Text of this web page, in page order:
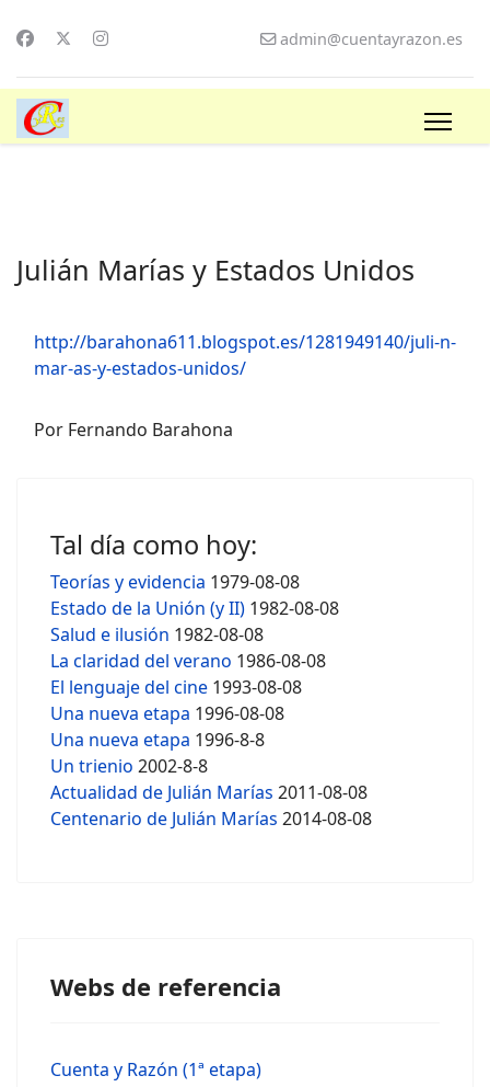
admin@cuentayrazon.es
Julián Marías y Estados Unidos
http://barahona611.blogspot.es/1281949140/juli-n-
mar-as-y-estados-unidos/
Por Fernando Barahona
Tal día como hoy:
Teorías y evidencia 1979-08-08
Estado de la Unión (y II) 1982-08-08
Salud e ilusión 1982-08-08
La claridad del verano 1986-08-08
El lenguaje del cine 1993-08-08
Una nueva etapa 1996-08-08
Una nueva etapa 1996-8-8
Un trienio 2002-8-8
Actualidad de Julián Marías 2011-08-08
Centenario de Julián Marías 2014-08-08
Webs de referencia
Cuenta y Razón (1ª etapa)